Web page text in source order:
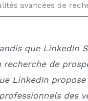
avancées de
que LinkedIn
de
LinkedIn
des